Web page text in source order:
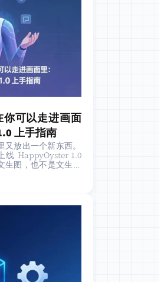
可以走进画面
上手指南
放出一个新东西。
线 HappyOyster 1.0
生图，也不是文生视